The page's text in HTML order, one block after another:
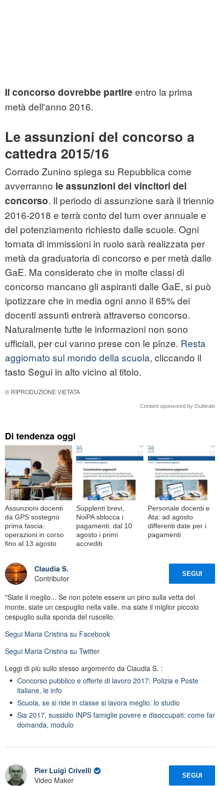
Il concorso dovrebbe partire entro la prima
metà dell'anno 2016.
Le assunzioni del concorso a
cattedra 2015/16
Corrado Zunino spiega su Repubblica come
avverranno le assunzioni dei vincitori del
concorso. Il periodo di assunzione sarà il triennio
2016-2018 e terrà conto del turn over annuale e
del potenziamento richiesto dalle scuole. Ogni
tornata di immissioni in ruolo sarà realizzata per
metà da graduatoria di concorso e per metà dalle
GaE. Ma considerato che in molte classi di
concorso mancano gli aspiranti dalle GaE, si può
ipotizzare che in media ogni anno il 65% dei
docenti assunti entrerà attraverso concorso.
Naturalmente tutte le informazioni non sono
ufficiali, per cui vanno prese con le pinze. Resta
aggiornato sul mondo della scuola, cliccando il
tasto Segui in alto vicino al titolo.
© RIPRODUZIONE VIETATA
Content sponsored by Outbrain
Di tendenza oggi
Assunzioni docenti
da GPS sostegno
prima fascia:
operazioni in corso
fino al 13 agosto
Supplenti brevi,
NoiPA sblocca i
pagamenti: dal 10
agosto i primi
accrediti
Personale docenti e
Ata: ad agosto
differenti date per i
pagamenti
Claudia S.
Contributor
SEGUI
"Siate il meglio... Se non potete essere un pino sulla vetta del
monte, siate un cespuglio nella valle, ma siate il miglior piccolo
cespuglio sulla sponda del ruscello.
Segui Maria Cristina su Facebook
Segui Maria Cristina su Twitter
Leggi di più sullo stesso argomento da Claudia S. :
Concorso pubblico e offerte di lavoro 2017: Polizia e Poste
italiane, le info
Scuola, se si ride in classe si lavora meglio: lo studio
Sia 2017, sussidio INPS famiglie povere e disoccupati: come far
domanda, modulo
Pier Luigi Crivelli
Video Maker
SEGUI